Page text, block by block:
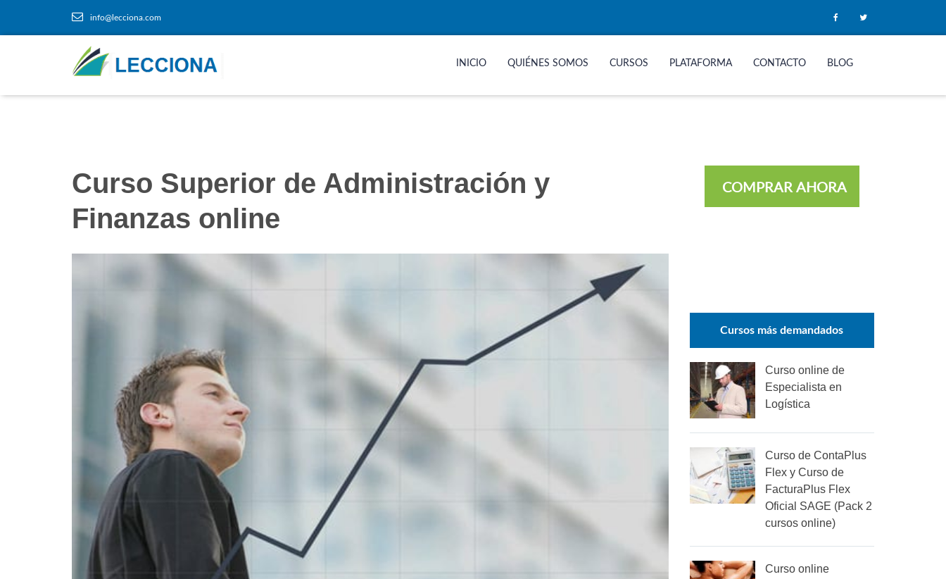
info@lecciona.com
INICIO QUIÉNES SOMOS CURSOS PLATAFORMA CONTACTO BLOG
Curso Superior de Administración y
Finanzas online
COMPRAR AHORA
Cursos más demandados
Curso online de
Especialista en
Logística
Curso de ContaPlus
Flex y Curso de
FacturaPlus Flex
Oficial SAGE (Pack 2
cursos online)
Curso online